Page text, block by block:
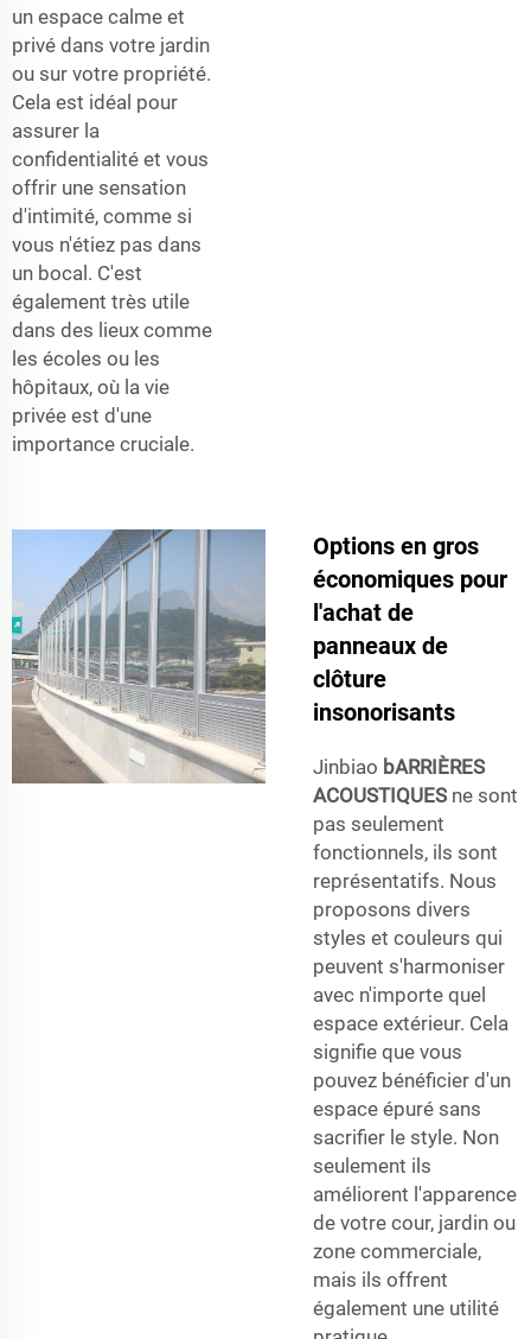
un espace calme et
privé dans votre jardin
ou sur votre propriété.
Cela est idéal pour
assurer la
confidentialité et vous
offrir une sensation
d'intimité, comme si
vous n'étiez pas dans
un bocal. C'est
également très utile
dans des lieux comme
les écoles ou les
hôpitaux, où la vie
privée est d'une
importance cruciale.
Options en gros
économiques pour
l'achat de
panneaux de
clôture
insonorisants
Jinbiao bARRIÈRES
ACOUSTIQUES ne sont
pas seulement
fonctionnels, ils sont
représentatifs. Nous
proposons divers
styles et couleurs qui
peuvent s'harmoniser
avec n'importe quel
espace extérieur. Cela
signifie que vous
pouvez bénéficier d'un
espace épuré sans
sacrifier le style. Non
seulement ils
améliorent l'apparence
de votre cour, jardin ou
zone commerciale,
mais ils offrent
également une utilité